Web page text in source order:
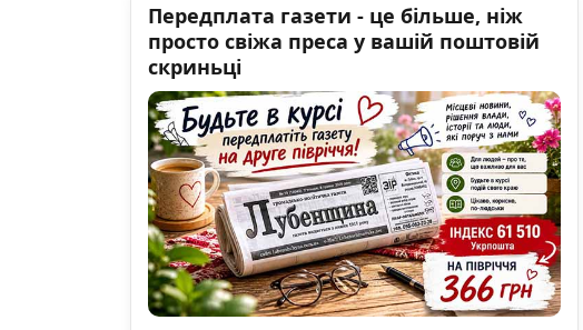
Передплата газети - це більше, ніж
просто свіжа преса у вашій поштовій
скриньці